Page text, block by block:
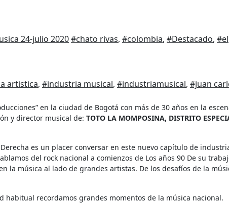
24-julio 2020#chato rivas, #colombia, #Destacado, #el
artistica, #industria musical, #industriamusical, #juan
y director musical de: TOTO LA MOMPOSINA, DISTRITO
es un placer conversar en este nuevo capítulo de
del rock nacional a comienzos de Los años 90 De su
la música al lado de grandes artistas. De los desafíos de la
habitual recordamos grandes momentos de la música nacional.